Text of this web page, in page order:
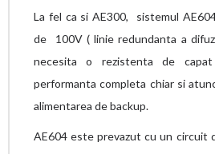
La fel ca si AE300, sistemul
de 100V ( linie redundanta a
necesita o rezistenta de
performanta completa chiar si
alimentarea de backup.
AE604 este prevazut cu un circuit